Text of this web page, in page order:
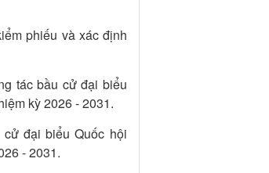
phiếu và xác định
tác bầu cử đại biểu
kỳ 2026 - 2031.
đại biểu Quốc hội
- 2031.